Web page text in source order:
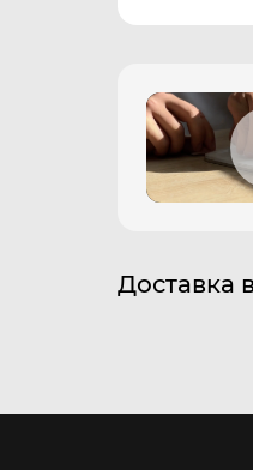
Доставка в